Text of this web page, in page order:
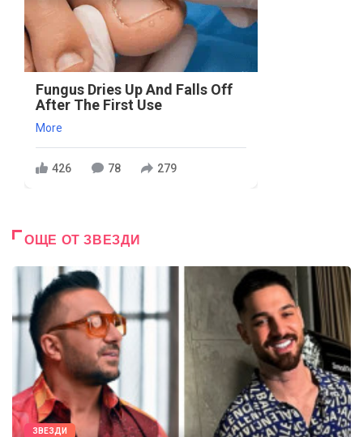
Fungus Dries Up And Falls Off
After The First Use
More
426 78 279
ОЩЕ ОТ ЗВЕЗДИ
ЗВЕЗДИ